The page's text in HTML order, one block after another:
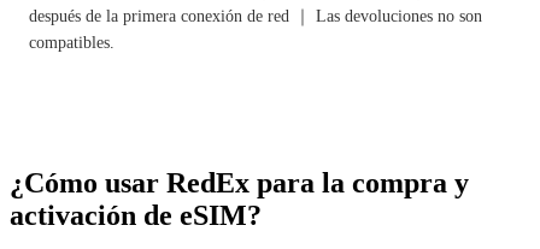
después de la primera conexión de red ｜ Las devoluciones no son
compatibles.
¿Cómo usar RedEx para la compra y
activación de eSIM?